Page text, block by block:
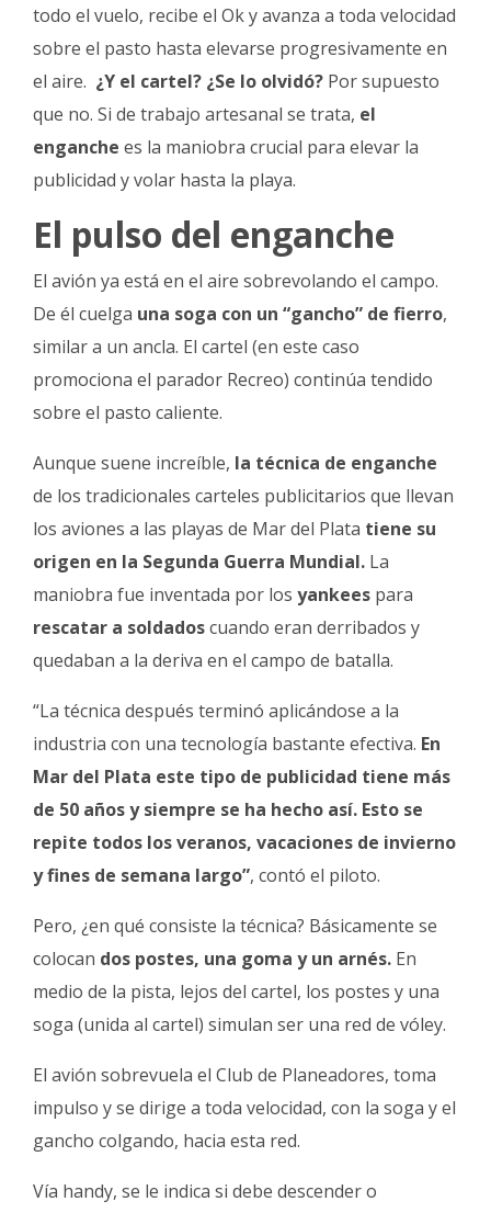
todo el vuelo, recibe el Ok y avanza a toda velocidad
sobre el pasto hasta elevarse progresivamente en
el aire. ¿Y el cartel? ¿Se lo olvidó? Por supuesto
que no. Si de trabajo artesanal se trata, el
enganche es la maniobra crucial para elevar la
publicidad y volar hasta la playa.
El pulso del enganche
El avión ya está en el aire sobrevolando el campo.
De él cuelga una soga con un “gancho” de fierro,
similar a un ancla. El cartel (en este caso
promociona el parador Recreo) continúa tendido
sobre el pasto caliente.
Aunque suene increíble, la técnica de enganche
de los tradicionales carteles publicitarios que llevan
los aviones a las playas de Mar del Plata tiene su
origen en la Segunda Guerra Mundial. La
maniobra fue inventada por los yankees para
rescatar a soldadoscuando eran derribados y
quedaban a la deriva en el campo de batalla.
“La técnica después terminó aplicándose a la
industria con una tecnología bastante efectiva. En
Mar del Plata este tipo de publicidad tiene más
de 50 años y siempre se ha hecho así. Esto se
repite todos los veranos, vacaciones de invierno
y fines de semana largo”, contó el piloto.
Pero, ¿en qué consiste la técnica? Básicamente se
colocan dos postes, una goma y un arnés. En
medio de la pista, lejos del cartel, los postes y una
soga (unida al cartel) simulan ser una red de vóley.
El avión sobrevuela el Club de Planeadores, toma
impulso y se dirige a toda velocidad, con la soga y el
gancho colgando, hacia esta red.
Vía handy, se le indica si debe descender o